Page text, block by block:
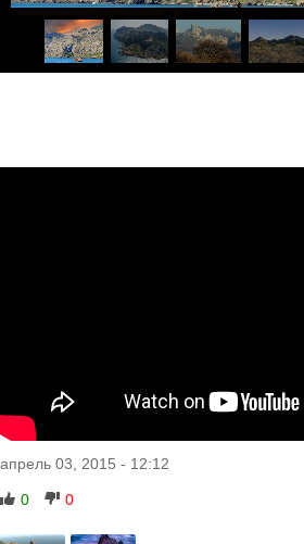
апрель 03, 2015 - 12:12
0 0